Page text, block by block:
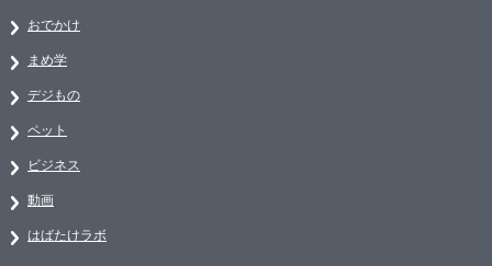
おでかけ
まめ学
デジもの
ペット
ビジネス
動画
はばたけラボ